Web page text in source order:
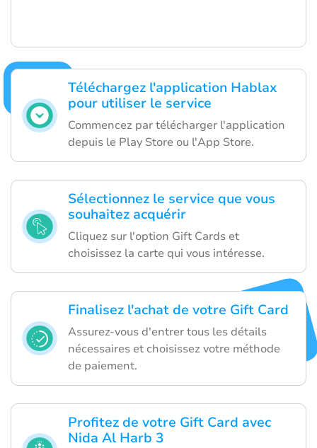
Téléchargez l'application Hablax
pour utiliser le service
Commencez par télécharger l'application
depuis le Play Store ou l'App Store.
Sélectionnez le service que vous
souhaitez acquérir
Cliquez sur l'option Gift Cards et
choisissez la carte qui vous intéresse.
Finalisez l'achat de votre Gift Card
Assurez-vous d'entrer tous les détails
nécessaires et choisissez votre méthode
de paiement.
Profitez de votre Gift Card avec
Nida Al Harb 3